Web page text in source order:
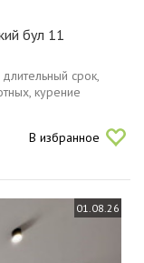
бул 11
срок,
курение
В избранное
01.08.26